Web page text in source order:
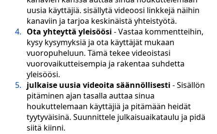
uusia käyttäjiä. sisällytä videoosi linkkejä näihin
kanaviin ja tarjoa keskinäistä yhteistyötä.
Ota yhteyttä yleisöösi - Vastaa kommentteihin,
kysy kysymyksiä ja ota käyttäjät mukaan
vuoropuheluun. Tämä tekee videoistasi
vuorovaikutteisempia ja rakentaa suhdetta
yleisöösi.
julkaise uusia videoita säännöllisesti - Sisällön
pitäminen ajan tasalla auttaa sinua
houkuttelemaan käyttäjiä ja pitämään heidät
tyytyväisinä. Suunnittele julkaisuaikataulu ja pidä
siitä kiinni.